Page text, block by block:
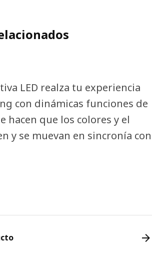
LED realza tu experiencia
con dinámicas funciones de
hacen que los colores y el
y se muevan en sincronía con